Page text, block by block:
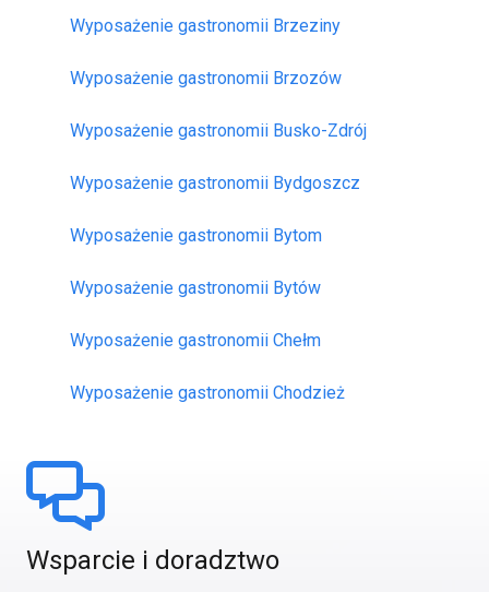
Wyposażenie gastronomii Brzeziny
Wyposażenie gastronomii Brzozów
Wyposażenie gastronomii Busko-Zdrój
Wyposażenie gastronomii Bydgoszcz
Wyposażenie gastronomii Bytom
Wyposażenie gastronomii Bytów
Wyposażenie gastronomii Chełm
Wyposażenie gastronomii Chodzież
Wsparcie i doradztwo